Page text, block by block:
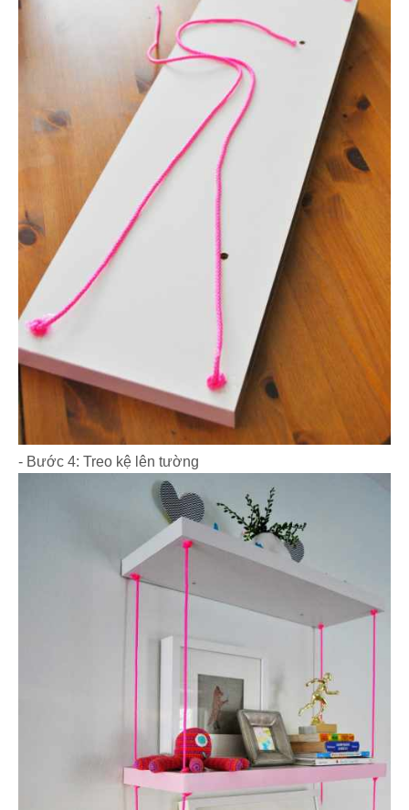
- Bước 4: Treo kệ lên tường